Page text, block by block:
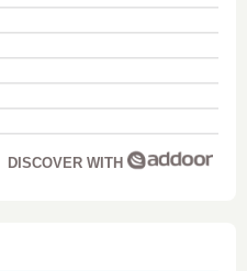
DISCOVER WITH